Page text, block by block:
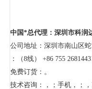
中国*总代理：深圳市科润
公司地址：深圳市南山区
：（8线） +86 755
免费订货：。
技术咨询：，；手机，；，